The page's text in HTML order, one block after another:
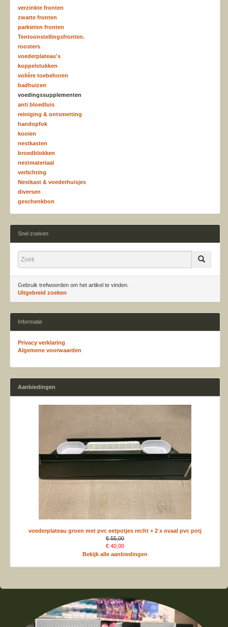
verzinkte fronten
zwarte fronten
parkieten fronten
Tentoonstellingsfronten.
roosters
voederplateau's
koppelstukken
volière toebehoren
badhuizen
voedingssupplementen
anti bloedluis
reiniging & ontsmetting
handopfok
kooien
nestkasten
broedblokken
nestmateriaal
verlichting
Nestkast & voederhuisjes
diversen
geschenkbon
Snel zoeken
Gebruik trefwoorden om het artikel te vinden.
Uitgebreid zoeken
Informatie
Privacy verklaring
Algemene voorwaarden
Aanbiedingen
voederplateau groen met pvc eetpotjes recht + 2 x ovaal pvc potj
€ 55,00
€ 40,00
Bekijk alle aanbiedingen